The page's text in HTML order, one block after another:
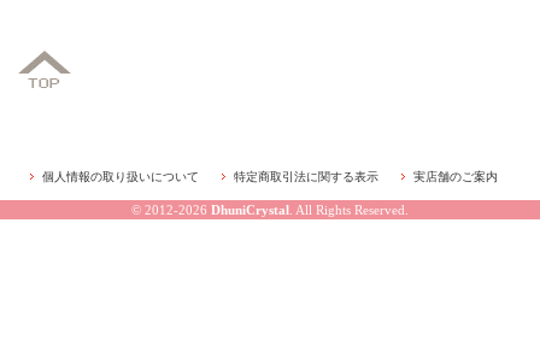
個人情報の取り扱いについて 特定商取引法に関する表示 実店舗のご案内
© 2012-2026 DhuniCrystal . All Rights Reserved.